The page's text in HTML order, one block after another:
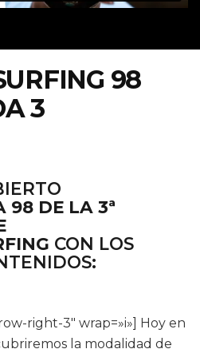
98
3
98 DE LA 3ª
CON LOS
right-3″ wrap=»i»] Hoy en
la modalidad de